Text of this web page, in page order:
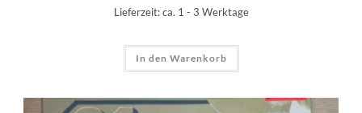
Lieferzeit: ca. 1 - 3 Werktage
In den Warenkorb